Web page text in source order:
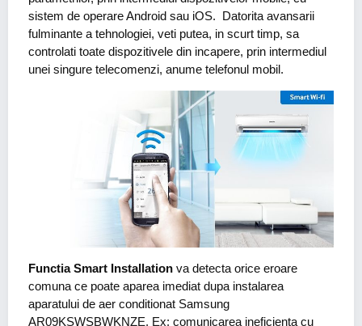
sistem de operare Android sau iOS. Datorita avansarii
fulminante a tehnologiei, veti putea, in scurt timp, sa
controlati toate dispozitivele din incapere, prin intermediul
unei singure telecomenzi, anume telefonul mobil.
Functia Smart Installation va detecta orice eroare
comuna ce poate aparea imediat dupa instalarea
aparatului de aer conditionat Samsung
AR09KSWSBWKNZE. Ex: comunicarea ineficienta cu